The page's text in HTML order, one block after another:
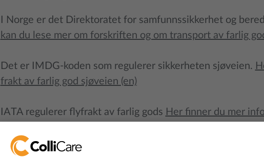
I Norge er det Direktoratet for samfunnssikkerhet og
kan du lese mer om forskriften og om transport av farlig
Det er IMDG-koden som regulerer sikkerheten sjøveien.
frakt av farlig god sjøveien (en)
IATA regulerer flyfrakt av farlig gods Her finner du mer